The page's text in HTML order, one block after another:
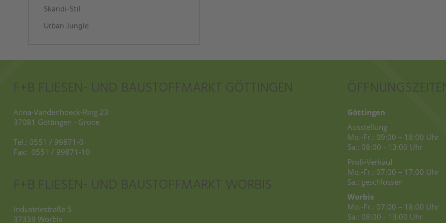
Skandi-Stil
Urban Jungle
F+B FLIESEN- UND BAUSTOFFMARKT GÖTTINGEN
Anna-Vandenhoeck-Ring 23
37081 Göttingen - Grone
Tel.: 0551 / 99871-0
Fax: 0551 / 99871-10
F+B FLIESEN- UND BAUSTOFFMARKT WORBIS
Industriestraße 5
37339 Worbis
Göttingen
Ausstellung
Mo.-Fr.: 09:00 – 18:00 Uhr
Sa.: 08:00 - 13:00 Uhr
Profi-Verkauf
Mo.-Fr.: 07:00 – 17:00 Uhr
Sa.: geschlossen
Worbis
Mo.-Fr.: 07:00 – 18:00 Uhr
Sa.: 08:00 - 13:00 Uhr